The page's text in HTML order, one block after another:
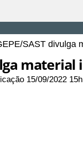
SAST divulga
15/09/2022